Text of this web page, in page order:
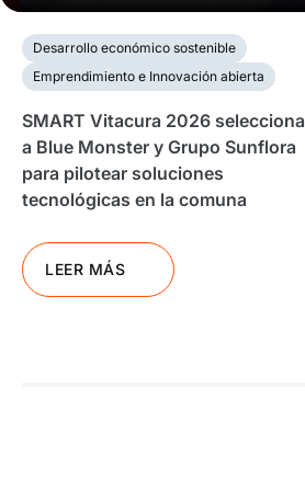
Desarrollo económico sostenible
Emprendimiento e Innovación abierta
SMART Vitacura 2026 selecciona
a Blue Monster y Grupo Sunflora
para pilotear soluciones
tecnológicas en la comuna
LEER MÁS